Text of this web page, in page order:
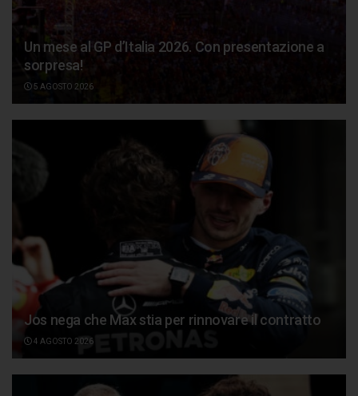
Un mese al GP d’Italia 2026. Con presentazione a
sorpresa!
5 AGOSTO 2026
Jos nega che Max stia per rinnovare il contratto
4 AGOSTO 2026